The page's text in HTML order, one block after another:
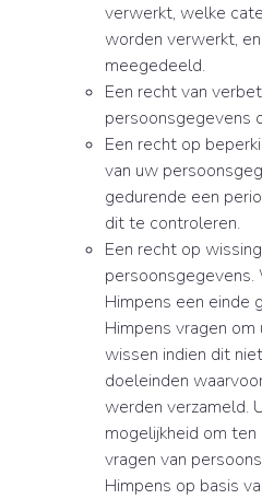
verwerkt, welke
worden verwerkt,
meegedeeld.
Een recht van
persoonsgegevens
Een recht op
van uw
gedurende een
dit te controleren.
Een recht op
Himpens een einde
Himpens vragen
wissen indien dit
doeleinden
werden verzameld.
mogelijkheid om
vragen van
Himpens op basis